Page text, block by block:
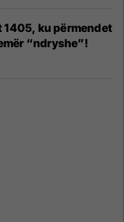
1405, ku përmendet
“ndryshe”!